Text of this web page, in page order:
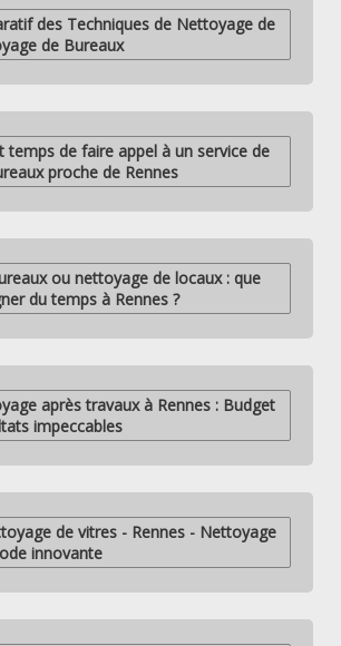
des Techniques de Nettoyage de
de Bureaux
temps de faire appel à un service de
proche de Rennes
ou nettoyage de locaux : que
du temps à Rennes ?
après travaux à Rennes : Budget
impeccables
de vitres - Rennes - Nettoyage
innovante